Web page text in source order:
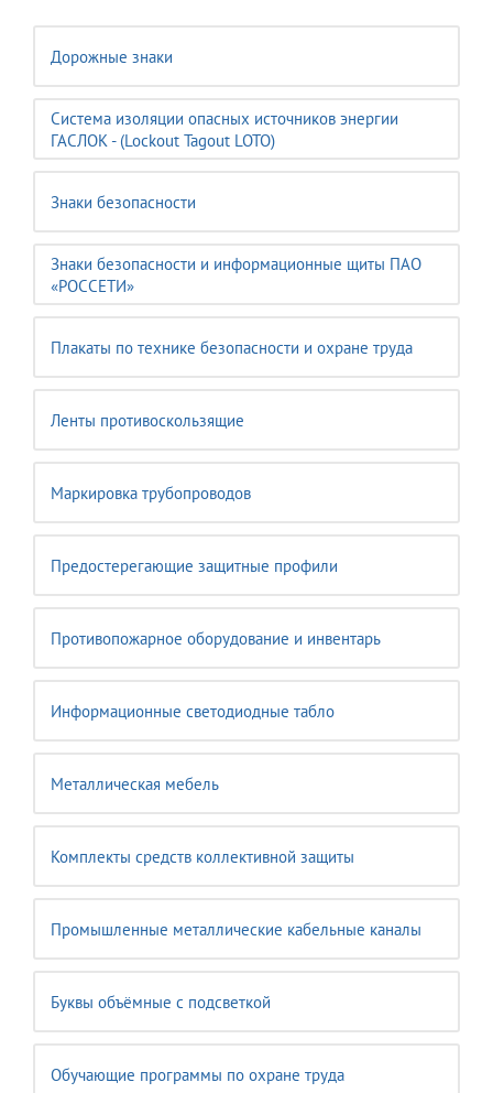
Дорожные знаки
Система изоляции опасных источников энергии
ГАСЛОК - (Lockout Tagout LOTO)
Знаки безопасности
Знаки безопасности и информационные щиты ПАО
«РОССЕТИ»
Плакаты по технике безопасности и охране труда
Ленты противоскользящие
Маркировка трубопроводов
Предостерегающие защитные профили
Противопожарное оборудование и инвентарь
Информационные светодиодные табло
Металлическая мебель
Комплекты средств коллективной защиты
Промышленные металлические кабельные каналы
Буквы объёмные с подсветкой
Обучающие программы по охране труда